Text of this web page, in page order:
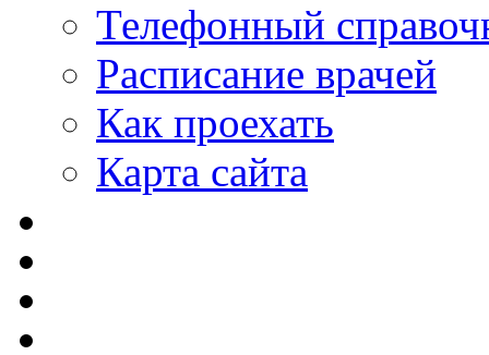
Телефонный
Расписание врачей
Как проехать
Карта сайта